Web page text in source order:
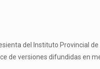
del Instituto Provincial
de versiones difundidas en